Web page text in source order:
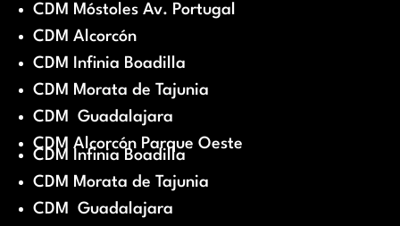
CDM Móstoles Av. Portugal
CDM Alcorcón
CDM Infinia Boadilla
CDM Morata de Tajunia
CDM Guadalajara
CDM Alcorcón Parque Oeste
CDM Infinia Boadilla
CDM Morata de Tajunia
CDM Guadalajara